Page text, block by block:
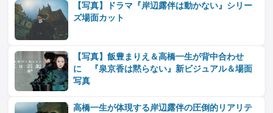
【写真】ドラマ『岸辺露伴は動かない』シリー
ズ場面カット
【写真】飯豊まりえ＆高橋一生が背中合わせ
に 『泉京香は黙らない』新ビジュアル＆場面
写真
高橋一生が体現する岸辺露伴の圧倒的リアリテ